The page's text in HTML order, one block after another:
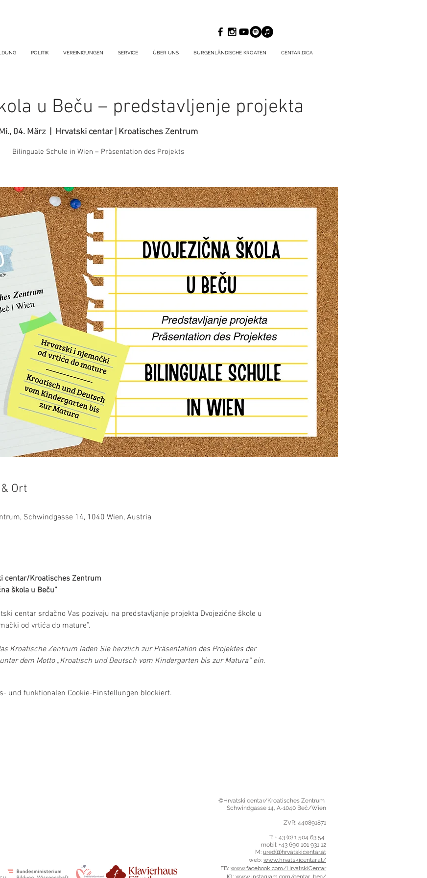
POLITIK VEREINIGUNGEN SERVICE ÜBER UNS BURGENLÄNDISCHE KROATEN CENTAR.DICA
u Beču – predstavljenje projekta
04. März
  |
Hrvatski centar | Kroatisches Zentrum
Bilinguale Schule in Wien – Präsentation des Projekts
Ort
Schwindgasse 14, 1040 Wien, Austria
centar/Kroatisches Zentrum
škola u Beču”
centar srdačno Vas pozivaju na predstavljanje projekta Dvojezične škole u
od vrtića do mature”.
Kroatische Zentrum laden Sie herzlich zur Präsentation des Projektes der
dem Motto „Kroatisch und Deutsch vom Kindergarten bis zur Matura“ ein.
und funktionalen Cookie-Einstellungen blockiert.
©Hrvatski centar/Kroatisches Zentrum
Schwindgasse 14, A-1040 Beč/Wien
ZVR: 440891871
T: + 43 (0) 1 504 63 54
mobil: +43 690 101 931 12
M: ured(α)hrvatskicentar.at
web: www.hrvatskicentar.at/
FB: www.facebook.com/HrvatskiCentar
IG: www.instagram.com/centar_bec/